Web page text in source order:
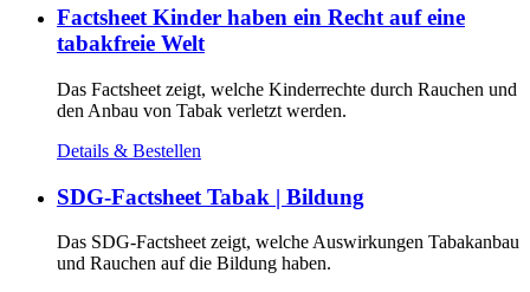
Factsheet Kinder haben ein Recht auf eine
tabakfreie Welt
Das Factsheet zeigt, welche Kinderrechte durch Rauchen und
den Anbau von Tabak verletzt werden.
Details & Bestellen
SDG-Factsheet Tabak | Bildung
Das SDG-Factsheet zeigt, welche Auswirkungen Tabakanbau
und Rauchen auf die Bildung haben.